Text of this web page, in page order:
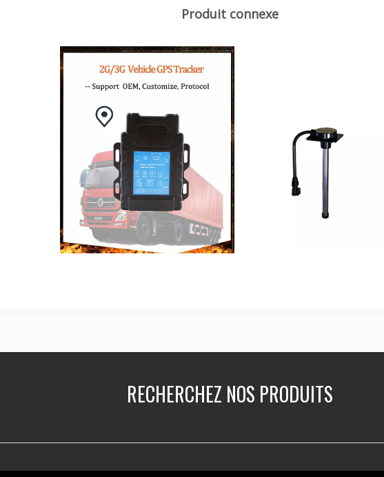
Produit connexe
RECHERCHEZ NOS PRODUITS